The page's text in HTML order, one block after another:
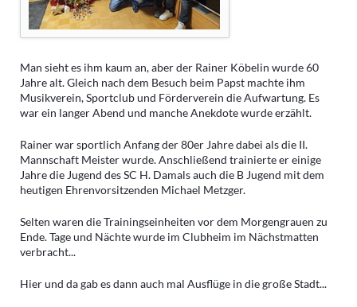
Man sieht es ihm kaum an, aber der Rainer Köbelin wurde 60
Jahre alt. Gleich nach dem Besuch beim Papst machte ihm
Musikverein, Sportclub und Förderverein die Aufwartung. Es
war ein langer Abend und manche Anekdote wurde erzählt.
Rainer war sportlich Anfang der 80er Jahre dabei als die II.
Mannschaft Meister wurde. Anschließend trainierte er einige
Jahre die Jugend des SC H. Damals auch die B Jugend mit dem
heutigen Ehrenvorsitzenden Michael Metzger.
Selten waren die Trainingseinheiten vor dem Morgengrauen zu
Ende. Tage und Nächte wurde im Clubheim im Nächstmatten
verbracht...
Hier und da gab es dann auch mal Ausflüge in die große Stadt...